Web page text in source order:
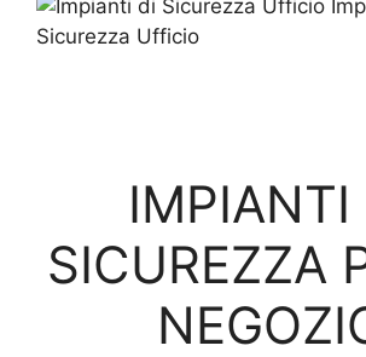
Sicurezza Ufficio
IMPIANTI
SICUREZZA